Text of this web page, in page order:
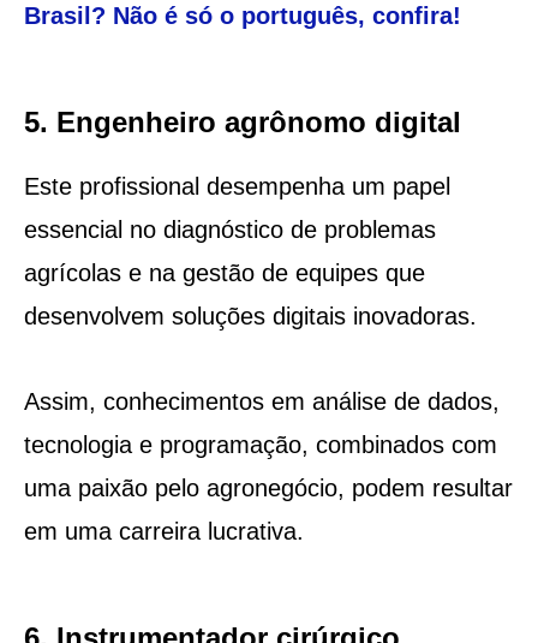
Brasil? Não é só o português, confira!
5. Engenheiro agrônomo digital
Este profissional desempenha um papel
essencial no diagnóstico de problemas
agrícolas e na gestão de equipes que
desenvolvem soluções digitais inovadoras.
Assim, conhecimentos em análise de dados,
tecnologia e programação, combinados com
uma paixão pelo agronegócio, podem resultar
em uma carreira lucrativa.